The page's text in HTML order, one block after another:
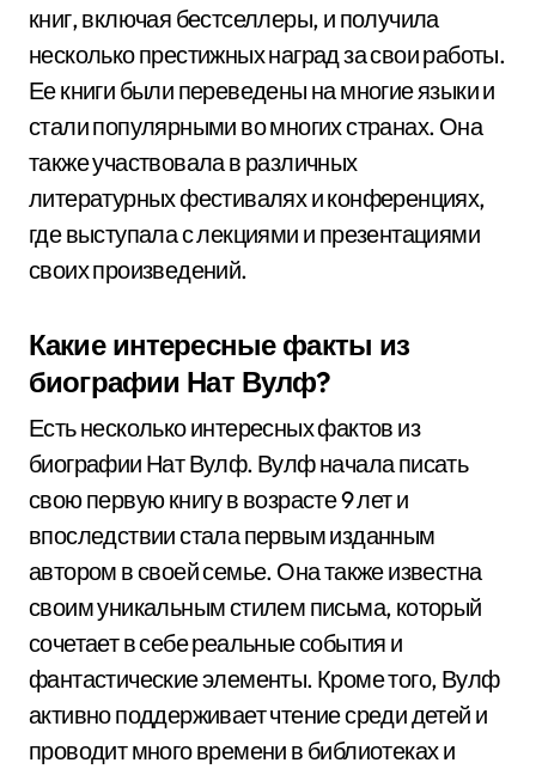
книг, включая бестселлеры, и получила
несколько престижных наград за свои работы.
Ее книги были переведены на многие языки и
стали популярными во многих странах. Она
также участвовала в различных
литературных фестивалях и конференциях,
где выступала с лекциями и презентациями
своих произведений.
Какие интересные факты из
биографии Нат Вулф?
Есть несколько интересных фактов из
биографии Нат Вулф. Вулф начала писать
свою первую книгу в возрасте 9 лет и
впоследствии стала первым изданным
автором в своей семье. Она также известна
своим уникальным стилем письма, который
сочетает в себе реальные события и
фантастические элементы. Кроме того, Вулф
активно поддерживает чтение среди детей и
проводит много времени в библиотеках и